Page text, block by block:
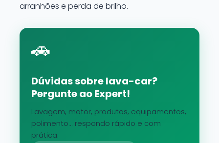
arranhões e perda de brilho.
🚗
Dúvidas sobre lava-car?
Pergunte ao Expert!
Lavagem, motor, produtos, equipamentos,
polimento... respondo rápido e com
prática.